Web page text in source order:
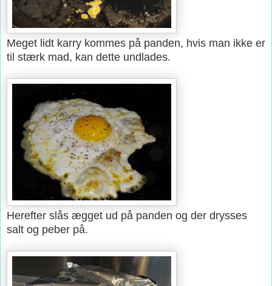
Meget lidt karry kommes på panden, hvis man ikke er
til stærk mad, kan dette undlades.
Herefter slås ægget ud på panden og der drysses
salt og peber på.